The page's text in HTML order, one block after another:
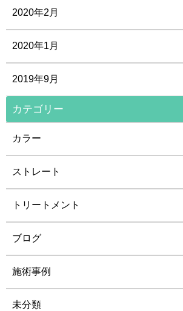
2020年2月
2020年1月
2019年9月
カテゴリー
カラー
ストレート
トリートメント
ブログ
施術事例
未分類